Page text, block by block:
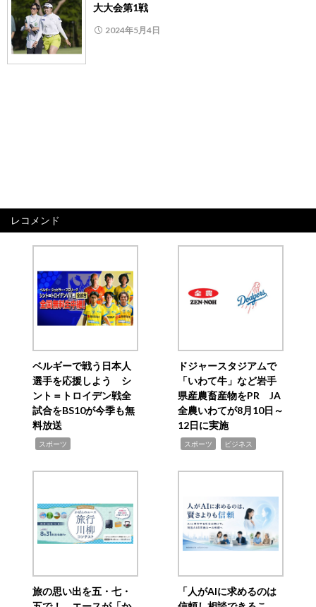
大大会第1戦
2024年5月4日
レコメンド
ベルギーで戦う日本人
選手を応援しよう シ
ント＝トロイデン戦全
試合をBS10が今季も無
料放送
スポーツ
ドジャースタジアムで
「いわて牛」など岩手
県産農畜産物をPR JA
全農いわてが8月10日～
12日に実施
スポーツ ビジネス
旅の思い出を五・七・
「人がAIに求めるのは